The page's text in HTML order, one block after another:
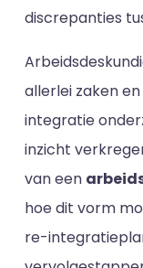
discrepanties
allerlei zaken
integratie
inzicht
van een
hoe dit vorm
re-